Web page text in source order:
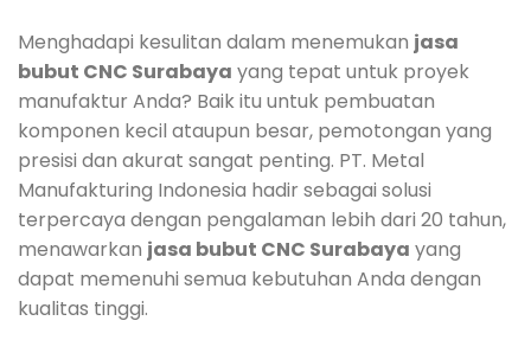
Menghadapi kesulitan dalam menemukan jasa
bubut CNC Surabaya yang tepat untuk proyek
manufaktur Anda? Baik itu untuk pembuatan
komponen kecil ataupun besar, pemotongan yang
presisi dan akurat sangat penting. PT. Metal
Manufakturing Indonesia hadir sebagai solusi
terpercaya dengan pengalaman lebih dari 20 tahun,
menawarkan jasa bubut CNC Surabaya yang
dapat memenuhi semua kebutuhan Anda dengan
kualitas tinggi.